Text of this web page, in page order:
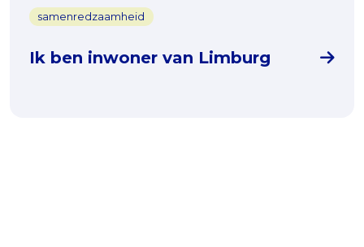
samenredzaamheid
Ik ben inwoner van Limburg